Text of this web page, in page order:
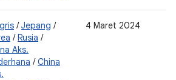
/Jepang /
/Rusia /
Aks.
/China
4 Maret 2024